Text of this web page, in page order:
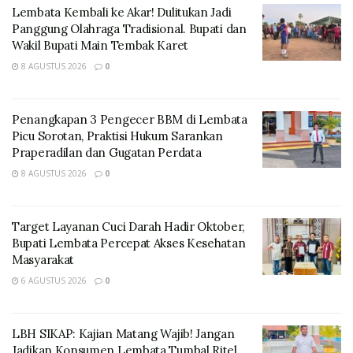
Yohanes menegaskan, masyarakat adat siap
mendukung pengembangan energi panas bumi
sepanjang pelaksanaannya dilakukan secara terbuka
bekerja sama. Pemerintah dan PLN pasti sudah
Lembata Kembali ke Akar! Dulitukan Jadi
Panggung Olahraga Tradisional. Bupati dan
Wakil Bupati Main Tembak Karet
8 AGUSTUS 2026 0
Penangkapan 3 Pengecer BBM di Lembata
Picu Sorotan, Praktisi Hukum Sarankan
Praperadilan dan Gugatan Perdata
8 AGUSTUS 2026 0
Target Layanan Cuci Darah Hadir Oktober,
Bupati Lembata Percepat Akses Kesehatan
Masyarakat
6 AGUSTUS 2026 0
LBH SIKAP: Kajian Matang Wajib! Jangan